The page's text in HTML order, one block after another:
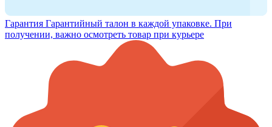
Гарантия Гарантийный талон в каждой упаковке. При
получении, важно осмотреть товар при курьере